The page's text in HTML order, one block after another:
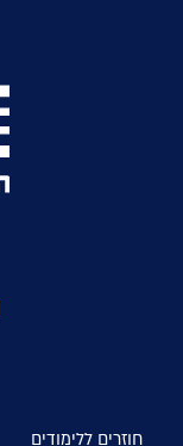
חוזרים ללימודים